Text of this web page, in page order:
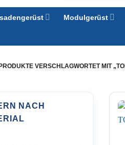
Modulgerüst
PRODUKTE VERSCHLAGWORTET MIT
NACH